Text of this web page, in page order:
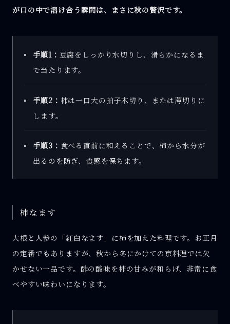
が口の中で溶け合う瞬間は、まさに秋の贅沢です。
手順1： 豆腐をしっかり水切りし、滑らかになるま
で当たります。
手順2： 柿は一口大の拍子木切り、または薄切りに
します。
手順3： 食べる直前に和えることで、柿から水分が
出るのを防ぎ、食感を保ちます。
柿なます
大根と人参の「紅白なます」に柿を加えた料理です。お正月
の定番でもありますが、秋から冬にかけての京料理では欠
かせない一品です。酢の酸味を柿の甘みが和らげ、非常に食
べやすい味わいになります。